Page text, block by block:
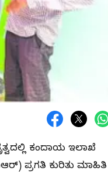
ಕಂದಾಯ ಇಲಾಖೆ
ಪ್ರಗತಿ ಕುರಿತು ಮಾಹಿತಿ